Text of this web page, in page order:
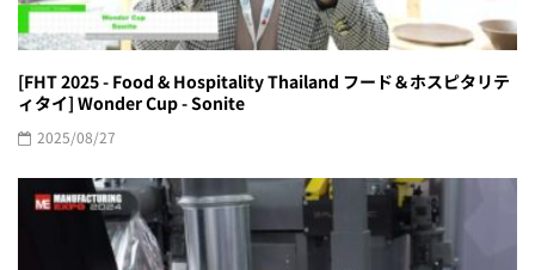
[FHT 2025 - Food & Hospitality Thailand フード＆ホスピタリテ
ィタイ] Wonder Cup - Sonite
2025/08/27